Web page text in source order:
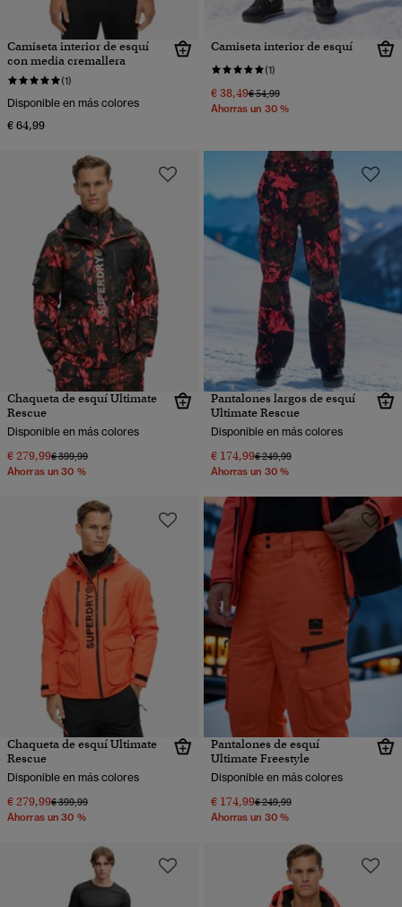
Camiseta interior de esquí
con media cremallera
(1)
Disponible en más colores
€ 64,99
Camiseta interior de esquí
(1)
€ 38,49Precio rebajado de
€ 54,99a
Ahorras un 30 %
Chaqueta de esquí Ultimate
Rescue
Disponible en más colores
€ 279,99Precio rebajado de
€ 399,99a
Ahorras un 30 %
Pantalones largos de esquí
Ultimate Rescue
Disponible en más colores
€ 174,99Precio rebajado de
€ 249,99a
Ahorras un 30 %
Chaqueta de esquí Ultimate
Rescue
Disponible en más colores
€ 279,99Precio rebajado de
€ 399,99a
Ahorras un 30 %
Pantalones de esquí
Ultimate Freestyle
Disponible en más colores
€ 174,99Precio rebajado de
€ 249,99a
Ahorras un 30 %